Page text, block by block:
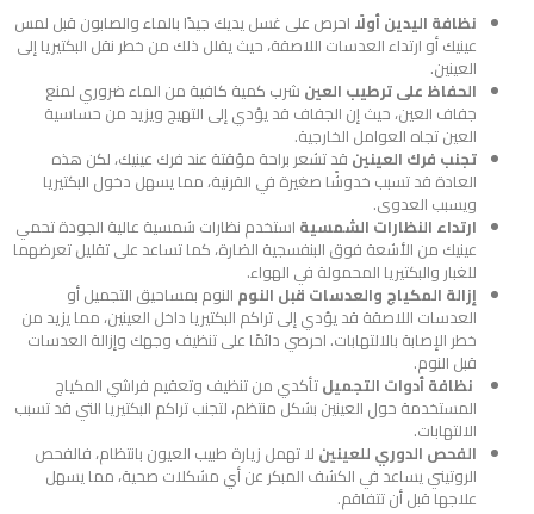
نظافة اليدين أولًا احرص على غسل يديك جيدًا بالماء والصابون قبل لمس
عينيك أو ارتداء العدسات اللاصقة، حيث يقلل ذلك من خطر نقل البكتيريا إلى
العينين.
الحفاظ على ترطيب العين شرب كمية كافية من الماء ضروري لمنع
جفاف العين، حيث إن الجفاف قد يؤدي إلى التهيج ويزيد من حساسية
العين تجاه العوامل الخارجية.
تجنب فرك العينين قد تشعر براحة مؤقتة عند فرك عينيك، لكن هذه
العادة قد تسبب خدوشًا صغيرة في القرنية، مما يسهل دخول البكتيريا
ويسبب العدوى.
ارتداء النظارات الشمسية استخدم نظارات شمسية عالية الجودة تحمي
عينيك من الأشعة فوق البنفسجية الضارة، كما تساعد على تقليل تعرضهما
للغبار والبكتيريا المحمولة في الهواء.
إزالة المكياج والعدسات قبل النوم النوم بمساحيق التجميل أو
العدسات اللاصقة قد يؤدي إلى تراكم البكتيريا داخل العينين، مما يزيد من
خطر الإصابة بالالتهابات. احرصي دائمًا على تنظيف وجهك وإزالة العدسات
قبل النوم.
نظافة أدوات التجميلتأكدي من تنظيف وتعقيم فراشي المكياج
المستخدمة حول العينين بشكل منتظم، لتجنب تراكم البكتيريا التي قد تسبب
الالتهابات.
الفحص الدوري للعينين لا تهمل زيارة طبيب العيون بانتظام، فالفحص
الروتيني يساعد في الكشف المبكر عن أي مشكلات صحية، مما يسهل
علاجها قبل أن تتفاقم.